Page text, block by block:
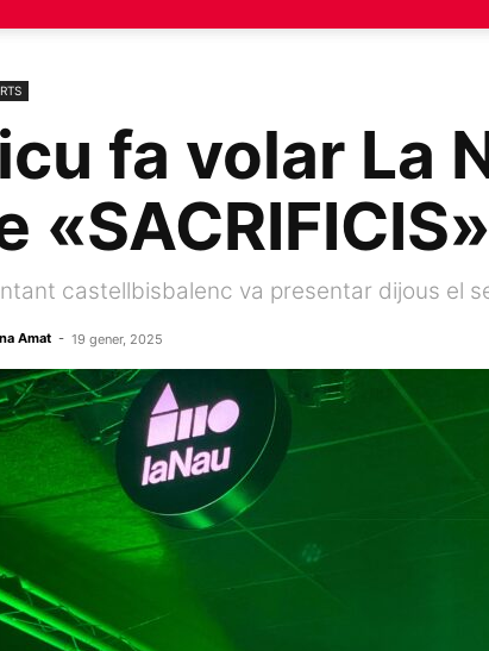
fa volar La
«SACRIFICIS»
castellbisbalenc va presentar dijous el
Amat - 19 gener, 2025